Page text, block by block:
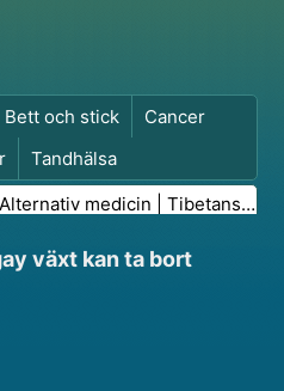
Bett och stick
Cancer
Tandhälsa
Alternativ medicin Tibetansk medicin
växt kan ta bort